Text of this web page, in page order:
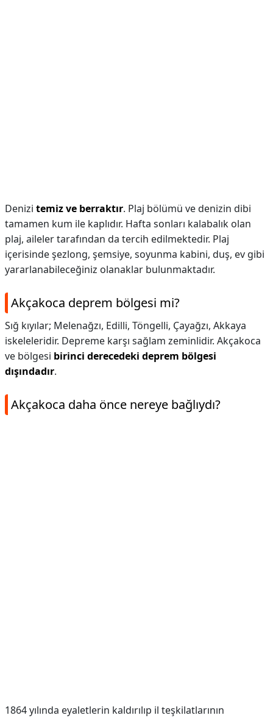
Denizi temiz ve berraktır. Plaj bölümü ve denizin dibi
tamamen kum ile kaplıdır. Hafta sonları kalabalık olan
plaj, aileler tarafından da tercih edilmektedir. Plaj
içerisinde şezlong, şemsiye, soyunma kabini, duş, ev gibi
yararlanabileceğiniz olanaklar bulunmaktadır.
Akçakoca deprem bölgesi mi?
Sığ kıyılar; Melenağzı, Edilli, Töngelli, Çayağzı, Akkaya
iskeleleridir. Depreme karşı sağlam zeminlidir. Akçakoca
ve bölgesi birinci derecedeki deprem bölgesi
dışındadır.
Akçakoca daha önce nereye bağlıydı?
1864 yılında eyaletlerin kaldırılıp il teşkilatlarının